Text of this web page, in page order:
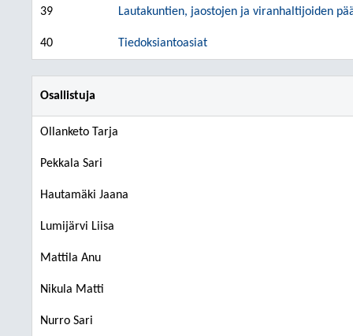
39 Lautakuntien, jaostojen ja viranhaltijoiden
40 Tiedoksiantoasiat
Osallistuja
Ollanketo Tarja
Pekkala Sari
Hautamäki Jaana
Lumijärvi Liisa
Mattila Anu
Nikula Matti
Nurro Sari